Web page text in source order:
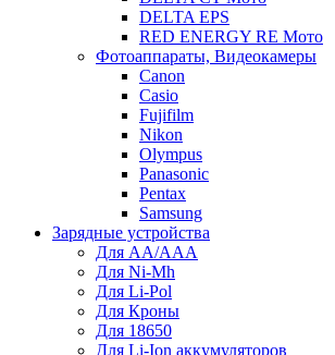
DELTA EPS
RED ENERGY RE Мото
Фотоаппараты, Видеокамеры
Canon
Casio
Fujifilm
Nikon
Olympus
Panasonic
Pentax
Samsung
Зарядные устройства
Для AA/AAA
Для Ni-Mh
Для Li-Pol
Для Кроны
Для 18650
Для Li-Ion аккумуляторов